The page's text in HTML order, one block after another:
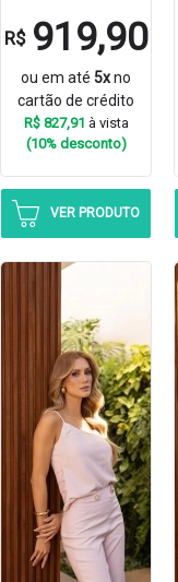
R$ 919,90
ou em até5xno
cartão de crédito
R$ 827,91 à vista
(10% desconto)
VER PRODUTO